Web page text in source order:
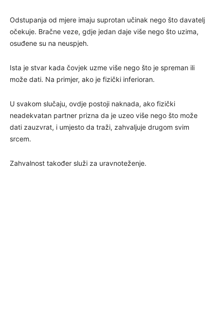
Odstupanja od mjere imaju suprotan učinak nego što davatelj
očekuje. Bračne veze, gdje jedan daje više nego što uzima,
osuđene su na neuspjeh.
Ista je stvar kada čovjek uzme više nego što je spreman ili
može dati. Na primjer, ako je fizički inferioran.
U svakom slučaju, ovdje postoji naknada, ako fizički
neadekvatan partner prizna da je uzeo više nego što može
dati zauzvrat, i umjesto da traži, zahvaljuje drugom svim
srcem.
Zahvalnost također služi za uravnoteženje.